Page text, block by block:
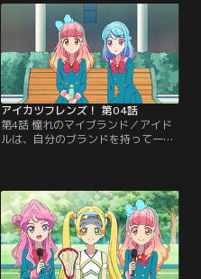
仕事をもらってワクワクしていた。
お仕事現場で待っていたのは、アイ
カツ界の頂点に君臨するトップアイ
ドルユニットであり、ダイヤモンド
フレンズと呼ばれる「ラブミーティ
ア」の神城カレンと…。【提供：バ
ンダイチャンネル】
アイカツフレンズ！ 第04話
第4話 憧れのマイブランド／アイド
ルは、自分のブランドを持って一人
自分に合うブランドを探すことに。
いろんなブランドをあたるも、中々
うまくいかない。そんなとき、あい
ねは運命の出会いを果たす！【提
供：バンダイチャンネル】